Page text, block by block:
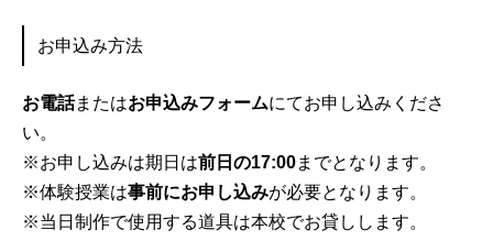
お申込み方法
お電話またはお申込みフォームにてお申し込みくださ
い。
※お申し込みは期日は前日の17:00までとなります。
※体験授業は事前にお申し込みが必要となります。
※当日制作で使用する道具は本校でお貸しします。